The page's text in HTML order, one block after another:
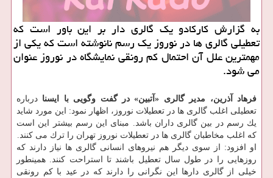
به گزارش كاركادو یك گالری دار بر این باور است كه
تعطیلی گالری ها در نوروز یك رسم نانوشته است كه یكی از
مهمترین علل آن احتمال كم رونقی نمایشگاه در نوروز عنوان
می شود.
فرهاد آذرین، مدیر گالری «آتبین» در گفت وگویی با ایسنا درباره
تعطیلی اغلب گالری ها در تعطیلات نوروز، اظهار نمود: این مورد شاید
یك رسم در بین گالری داران باشد. مبنای این رسم بیشتر این است
كه اغلب مخاطبان گالری ها در تعطیلات نوروز تهران را ترك می كنند.
او افزود: از سوی دیگر هم نیروهای انسانی گالری ها نیاز دارند كه
روزهایی را در طول سال تعطیل باشند تا استراحت كنند. همینطور
خیلی از گالری دارها این نگرانی را دارند كه در عید با كم رونقی